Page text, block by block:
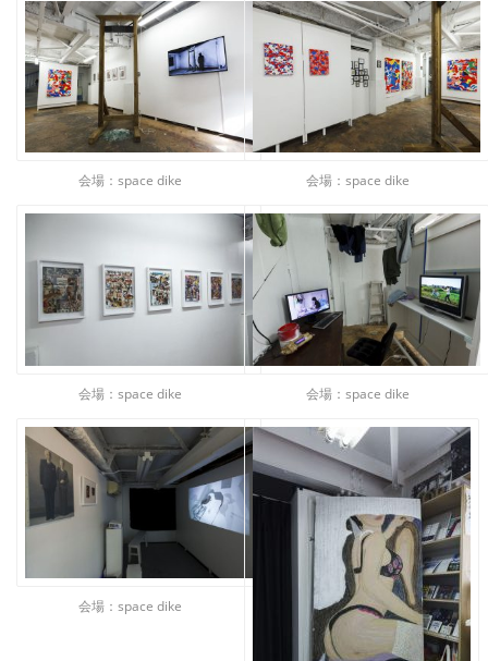
会場：space dike 会場：space dike
会場：space dike 会場：space dike
会場：space dike